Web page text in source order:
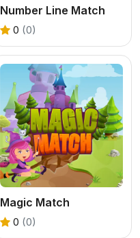
Number Line Match
0 (0)
Magic Match
0 (0)